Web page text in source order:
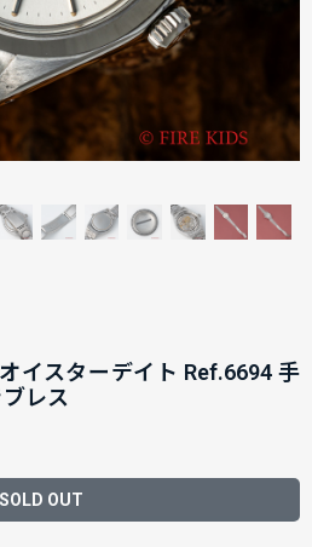
イスターデイト Ref.6694 手
レス
SOLD OUT